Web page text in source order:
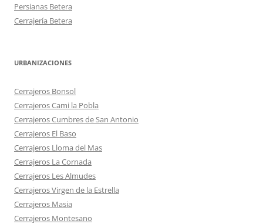
Persianas Betera
Cerrajería Betera
URBANIZACIONES
Cerrajeros Bonsol
Cerrajeros Cami la Pobla
Cerrajeros Cumbres de San Antonio
Cerrajeros El Baso
Cerrajeros Lloma del Mas
Cerrajeros La Cornada
Cerrajeros Les Almudes
Cerrajeros Virgen de la Estrella
Cerrajeros Masia
Cerrajeros Montesano